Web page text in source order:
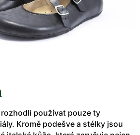
používat pouze ty
Kromě podešve a stélky jsou